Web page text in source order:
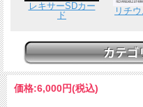
レキサーSDカー
ド
リチ
価格:6,000円(税込)